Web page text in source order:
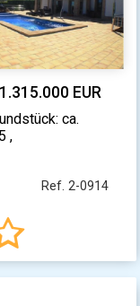
1.315.000 EUR
ca.
,
Ref. 2-0914